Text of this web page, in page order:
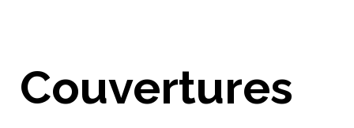
Couvertures